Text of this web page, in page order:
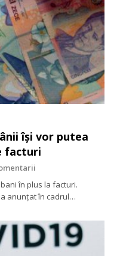
își vor putea
facturi
în plus la facturi.
a anunțat în cadrul…